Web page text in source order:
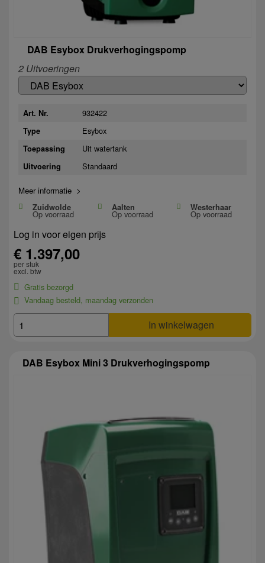
DAB Esybox Drukverhogingspomp
2 Uitvoeringen
Art. Nr. 932422
Type Esybox
Toepassing Uit watertank
Uitvoering Standaard
Meer informatie >
Zuidwolde
Op voorraad
Aalten
Op voorraad
Westerhaar
Op voorraad
Log in voor eigen prijs
€ 1.397,00
per stuk
excl. btw
Gratis bezorgd
Vandaag besteld, maandag verzonden
In winkelwagen
DAB Esybox Mini 3 Drukverhogingspomp